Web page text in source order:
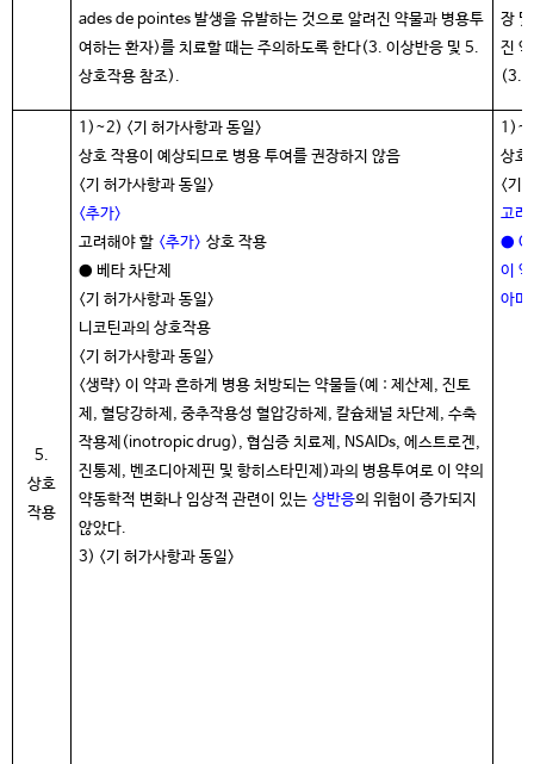
ades de pointes 발생을 유발하는 것으로 알려진 약물과 병용투
여하는 환자)를 치료할 때는 주의하도록 한다(3. 이상반응 및 5.
상호작용 참조).
장 및
진
(3.
5.
상호
작용
1)~2) <기 허가사항과 동일>
상호 작용이 예상되므로 병용 투여를 권장하지 않음
<기 허가사항과 동일>
<추가>
고려해야 할 <추가> 상호 작용
● 베타 차단제
<기 허가사항과 동일>
니코틴과의 상호작용
<기 허가사항과 동일>
<생략> 이 약과 흔하게 병용 처방되는 약물들(예 : 제산제, 진토
제, 혈당강하제, 중추작용성 혈압강하제, 칼슘채널 차단제, 수축
작용제(inotropic drug), 협심증 치료제, NSAIDs, 에스트로겐,
진통제, 벤조디아제핀 및 항히스타민제)과의 병용투여로 이 약의
약동학적 변화나 임상적 관련이 있는 상반응의 위험이 증가되지
않았다.
3) <기 허가사항과 동일>
상호
<기
고려
●
이
아미